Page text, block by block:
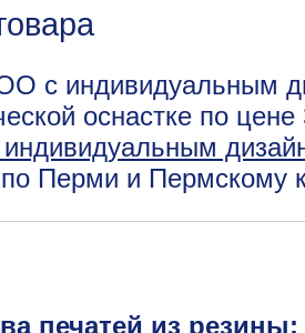
с индивидуальным
оснастке по
индивидуальным
Перми и Пермскому
печатей из резины: